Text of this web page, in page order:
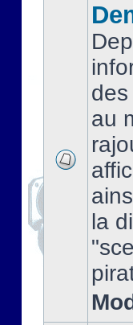
au
la